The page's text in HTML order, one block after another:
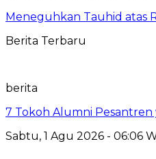
Meneguhkan Tauhid atas
Berita Terbaru
berita
7 Tokoh Alumni Pesantren
Sabtu, 1 Agu 2026 - 06:06